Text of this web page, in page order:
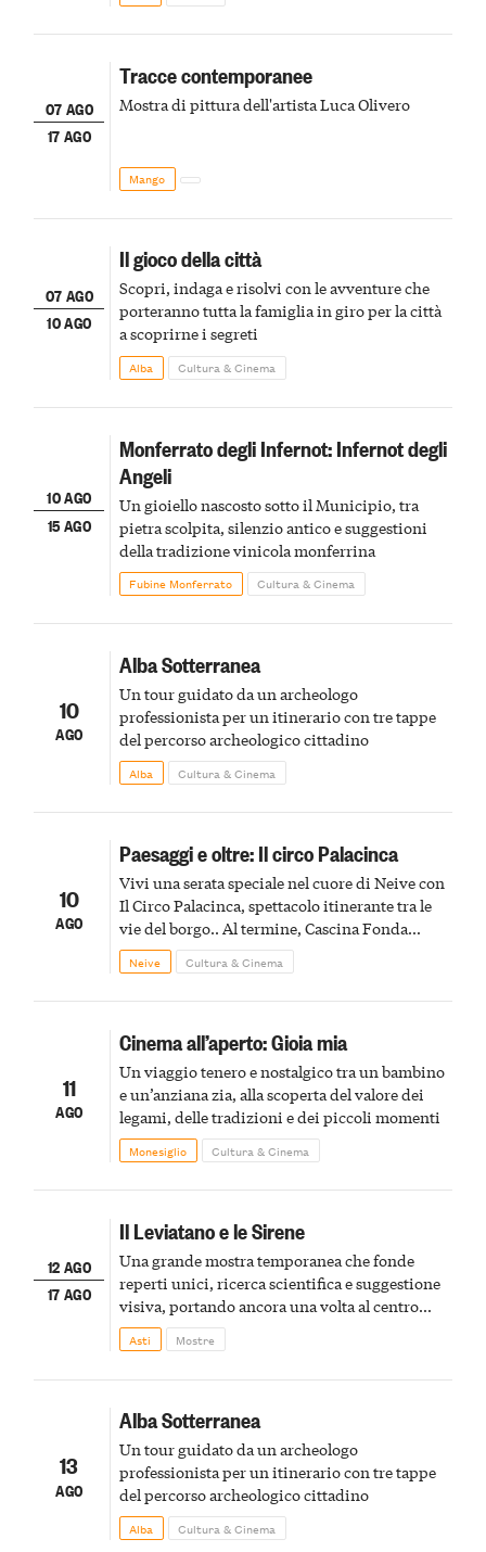
07 AGO
17 AGO
Tracce contemporanee
Mostra di pittura dell'artista Luca Olivero
Mango
07 AGO
10 AGO
Il gioco della città
Scopri, indaga e risolvi con le avventure che
porteranno tutta la famiglia in giro per la città
a scoprirne i segreti
Alba Cultura & Cinema
10 AGO
15 AGO
Monferrato degli Infernot: Infernot degli
Angeli
Un gioiello nascosto sotto il Municipio, tra
pietra scolpita, silenzio antico e suggestioni
della tradizione vinicola monferrina
Fubine Monferrato Cultura & Cinema
10
AGO
Alba Sotterranea
Un tour guidato da un archeologo
professionista per un itinerario con tre tappe
del percorso archeologico cittadino
Alba Cultura & Cinema
10
AGO
Paesaggi e oltre: Il circo Palacinca
Vivi una serata speciale nel cuore di Neive con
Il Circo Palacinca, spettacolo itinerante tra le
vie del borgo.. Al termine, Cascina Fonda
Winery offrirà una degustazione di due
spumanti.
Neive Cultura & Cinema
11
AGO
Cinema all’aperto: Gioia mia
Un viaggio tenero e nostalgico tra un bambino
e un’anziana zia, alla scoperta del valore dei
legami, delle tradizioni e dei piccoli momenti
Monesiglio Cultura & Cinema
12 AGO
17 AGO
Il Leviatano e le Sirene
Una grande mostra temporanea che fonde
reperti unici, ricerca scientifica e suggestione
visiva, portando ancora una volta al centro
della scena le meraviglie del passato astigiano
Asti Mostre
13
AGO
Alba Sotterranea
Un tour guidato da un archeologo
professionista per un itinerario con tre tappe
del percorso archeologico cittadino
Alba Cultura & Cinema